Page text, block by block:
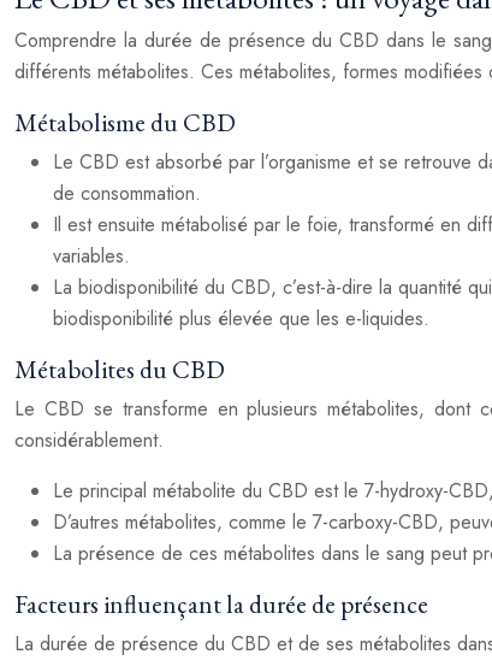
Comprendre la durée de présence du CBD dans le
différents métabolites. Ces métabolites, formes
Métabolisme du CBD
Le CBD est absorbé par l’organisme et se retrouve
de consommation.
Il est ensuite métabolisé par le foie, transformé en
variables.
La biodisponibilité du CBD, c’est-à-dire la quantité
biodisponibilité plus élevée que les e-liquides.
Métabolites du CBD
Le CBD se transforme en plusieurs métabolites,
considérablement.
Le principal métabolite du CBD est le 7-hydroxy-
D’autres métabolites, comme le 7-carboxy-CBD,
La présence de ces métabolites dans le sang peut
Facteurs influençant la durée de présence
La durée de présence du CBD et de ses métabolites